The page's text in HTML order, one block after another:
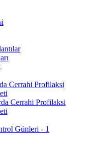
Cerrahi Profilaksi
Cerrahi Profilaksi
Günleri - 1